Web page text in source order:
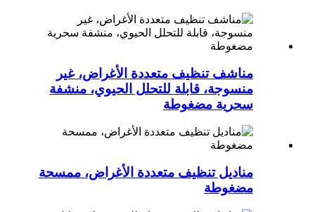
مناشف تنظيف متعددة الأغراض، غير
منسوجة، قابلة للتحلل الحيوي، منشفة
سحرية مضغوطة
مناديل تنظيف متعددة الأغراض، ممسحة
مضغوطة